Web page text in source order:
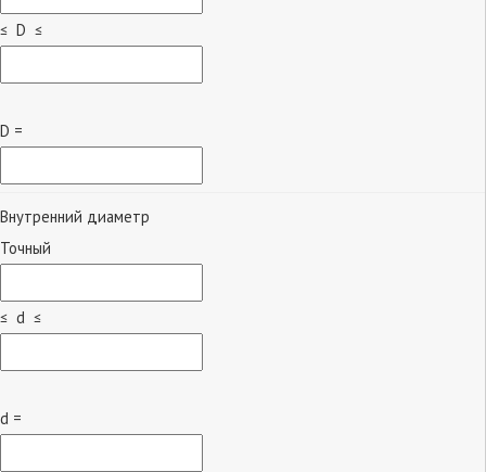
≤ D ≤
D =
Внутренний диаметр
Точный
≤ d ≤
d =